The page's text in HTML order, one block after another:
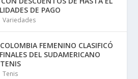
DE PAGO
Variedades
FEMENINO CLASIFICÓ
DEL SUDAMERICANO
Tenis